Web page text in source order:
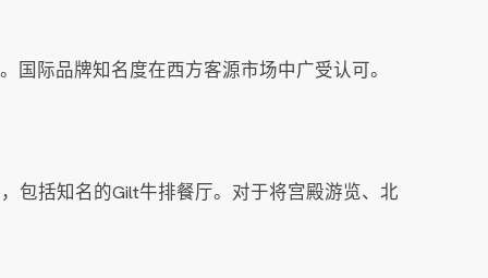
际品牌知名度在西方客源市场中广受认可。
包括知名的Gilt牛排餐厅。对于将宫殿游览、北